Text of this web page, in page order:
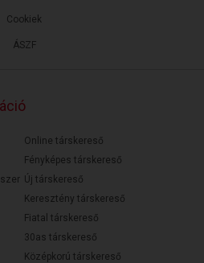
ÁSZF
Cookiek
Online társkereső
Fényképes társkereső
Új társkereső
Keresztény társkereső
Fiatal társkereső
30as társkereső
Középkorú társkereső